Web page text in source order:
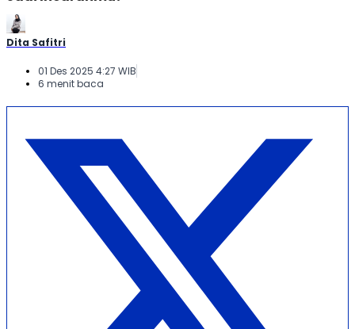
Dita Safitri
01 Des 2025 4:27 WIB
6 menit baca